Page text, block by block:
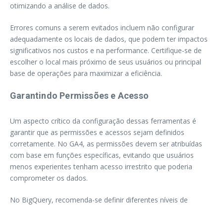
otimizando a análise de dados.
Errores comuns a serem evitados incluem não configurar
adequadamente os locais de dados, que podem ter impactos
significativos nos custos e na performance. Certifique-se de
escolher o local mais próximo de seus usuários ou principal
base de operações para maximizar a eficiência.
Garantindo Permissões e Acesso
Um aspecto crítico da configuração dessas ferramentas é
garantir que as permissões e acessos sejam definidos
corretamente. No GA4, as permissões devem ser atribuídas
com base em funções específicas, evitando que usuários
menos experientes tenham acesso irrestrito que poderia
comprometer os dados.
No BigQuery, recomenda-se definir diferentes níveis de